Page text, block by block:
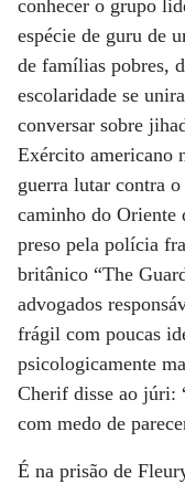
conhecer o grupo
espécie de guru de
de famílias pobres,
escolaridade se
conversar sobre
Exército americano
guerra lutar contra
caminho do Oriente
preso pela polícia
britânico “The
advogados
frágil com poucas
psicologicamente
Cherif disse ao júri:
com medo de
É na prisão de